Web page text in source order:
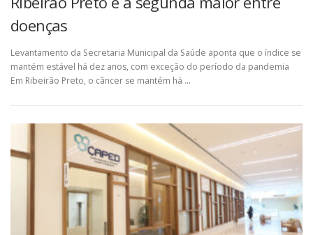
doenças
Levantamento da Secretaria Municipal da Saúde aponta que o índice se
mantém estável há dez anos, com exceção do período da pandemia
Em Ribeirão Preto, o câncer se mantém há …